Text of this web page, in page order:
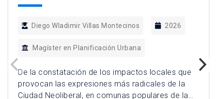
Diego Wladimir Villas Montecinos 2026
Magíster en Planificación Urbana
De la constatación de los impactos locales que
provocan las expresiones más radicales de la
Ciudad Neoliberal, en comunas populares de la